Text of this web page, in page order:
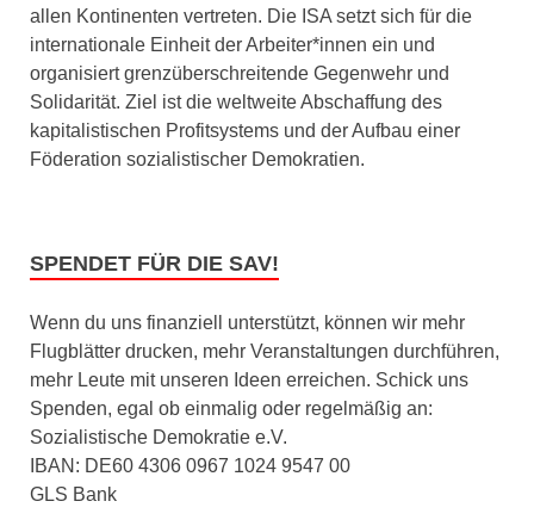
allen Kontinenten vertreten. Die ISA setzt sich für die
internationale Einheit der Arbeiter*innen ein und
organisiert grenzüberschreitende Gegenwehr und
Solidarität. Ziel ist die weltweite Abschaffung des
kapitalistischen Profitsystems und der Aufbau einer
Föderation sozialistischer Demokratien.
SPENDET FÜR DIE SAV!
Wenn du uns finanziell unterstützt, können wir mehr
Flugblätter drucken, mehr Veranstaltungen durchführen,
mehr Leute mit unseren Ideen erreichen. Schick uns
Spenden, egal ob einmalig oder regelmäßig an:
Sozialistische Demokratie e.V.
IBAN: DE60 4306 0967 1024 9547 00
GLS Bank